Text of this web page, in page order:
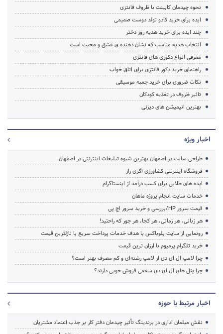
نحوه چیدمان کابینت با ظروف فانتزی
ایده برای خرید کادو تولد دوست صمیمی
چند ایده برای خرید هدیه روز دختر
انتخاب هدیه مناسب که نشان دهنده ی عشق و محبت است
معرفی انواع دکوری های فانتزی
راهنمای خرید دکور فانتزی برای اتاق خواب
نکات ضروری برای خرید جعبه موسیقی
تاثیر ظروف در تغذیه کودکان
بهترین انیمیشن های دیزنی
اخبار ویژه
طراحی سایت در اصفهان بهترین شیوه تبلیغات اینترنتی در اصفهان
فروشگاه اینترنتی کشاورزی اگری راز
ایده های طلایی برای کسب درآمد از اینستاگرام
خدمات سایت انجام پروژه ماهان
قیمت سرور HP/بررسی و خرید سرور اچ پی
هر زبانی، هر زمانی، هر کجا، هر جور که راحتید!
رونمایی از سایت بلوباکس با هدف خدمات پرداخت سریع با نازلترین قیمت
خرید تلگرام پرمیوم با ارزان ترین قیمت
چرا لامپ ال ای دی از لامپ رشته‌ای و کم مصرف بهتر است؟
چرا پنل های ال ای دی سقفی فروش خوبی دارند؟
اخبار مرتبط با حوزه
نقش مبلمان اداری در برندینگ تأثیر چیدمان دفتر کار بر جذب اعتماد مشتریان